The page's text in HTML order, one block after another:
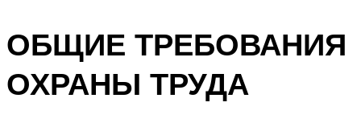
ОБЩИЕ ТРЕБОВАНИЯ
ОХРАНЫ ТРУДА